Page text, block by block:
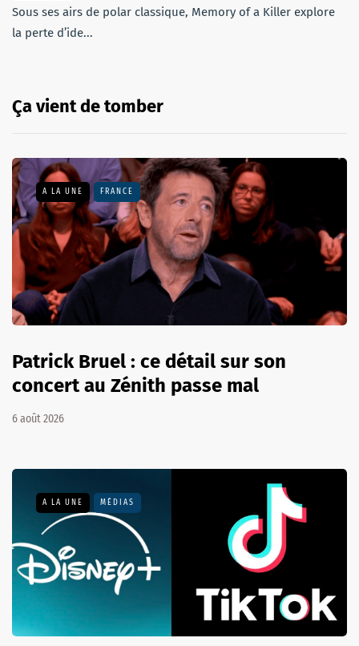
Sous ses airs de polar classique, Memory of a Killer explore
la perte d’ide...
Ça vient de tomber
A LA UNE FRANCE
Patrick Bruel : ce détail sur son
concert au Zénith passe mal
6 août 2026
A LA UNE MÉDIAS